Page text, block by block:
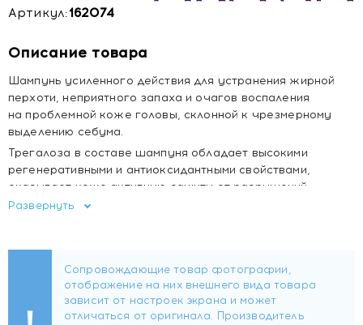
Артикул:162074
Описание товара
Шампунь усиленного действия для устранения жирной
перхоти, неприятного запаха и очагов воспаления
на проблемной коже головы, склонной к чрезмерному
выделению себума.
Трегалоза в составе шампуня обладает высокими
регенеративными и антиоксидантными свойствами,
оказывает коже активную защиту от разрушений
на клеточном уровне, укрепляя и сохраняя целостность
поддержание естественного уровня гидратации кожи
и волос, придавая прядям блеск и шелковистость.
Пироктон оламин эффективен в борьбе с бактериями,
Развернуть